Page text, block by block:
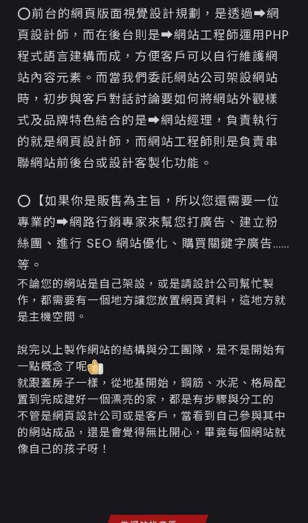
⭕前台的網頁版面視覺設計規劃，是透過➡網
頁設計師，而在後台則是➡網站工程師運用PHP
程式語言建構而成，方便客戶可以自行維護網
站內容元素。而當我們委託網站公司架設網站
時，初步與客戶對話討論要如何將網站外觀樣
式及品牌特色結合的是➡網站經理，負責執行
的就是網頁設計師，而網站工程師則是負責串
聯網站前後台或設計客製化功能。
⭕【如果你是販售為主旨，所以您還需要一位
專業的➡網路行銷專家來幫您打廣告、建立粉
絲團、進行 SEO 網站優化、購買關鍵字廣告......
等。
不論您的網站是自己架設，或是請設計公司幫忙製
作，都需要有一個地方讓您放置網頁資料，這地方就
是主機空間。
說完以上製作網站的結構與分工團隊，是不是開始有
一點概念了呢
就跟蓋房子一樣，從地基開始，鋼筋、水泥、格局配
置到完成建好一個漂亮的家，都是有步驟與分工的
不管是網頁設計公司或是客戶，當看到自己參與其中
的網站成品，還是會覺得無比開心，畢竟每個網站就
像自己的孩子呀！